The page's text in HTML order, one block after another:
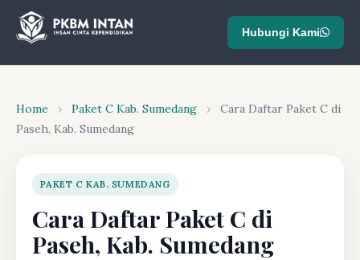
Hubungi Kami
Home › Paket C Kab. Sumedang ›
Cara Daftar Paket C di
Paseh, Kab. Sumedang
PAKET C KAB. SUMEDANG
Cara Daftar Paket C di
Paseh, Kab. Sumedang